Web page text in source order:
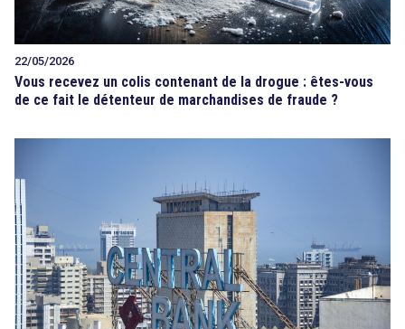
22/05/2026
Vous recevez un colis contenant de la drogue : êtes-vous
de ce fait le détenteur de marchandises de fraude ?